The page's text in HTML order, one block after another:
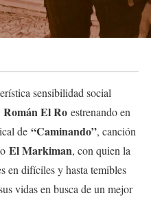
sensibilidad social
Román El Ro estrenando en
de “Caminando”, canción
El Markiman, con quien la
en difíciles y hasta temibles
vidas en busca de un mejor